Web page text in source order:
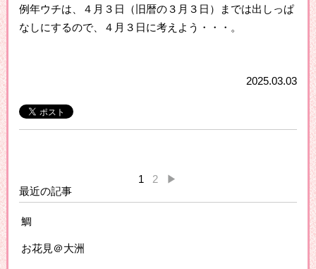
例年ウチは、４月３日（旧暦の３月３日）までは出しっぱ
なしにするので、４月３日に考えよう・・・。
2025.03.03
1 2
▶
最近の記事
鯛
お花見＠大洲